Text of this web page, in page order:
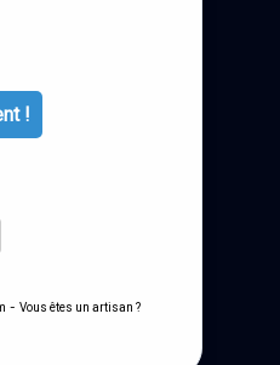
!
- Vous êtes un artisan ?